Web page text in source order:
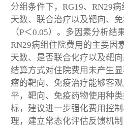
分组条件下，RG19、RN29
天数、联合治疗以及靶向、
（P＜0.05）。多因素分析结
RN29病组住院费用的主要因
天数、是否联合化疗以及靶
结算方式对住院费用未产生
瘤的靶向、免疫治疗能够客
平，靶向、免疫药物使用种
标，建议进一步强化费用控
理，建立常态化评估反馈机